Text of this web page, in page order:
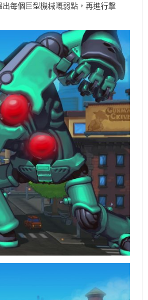
每個巨型機械嘅弱點，再進行擊